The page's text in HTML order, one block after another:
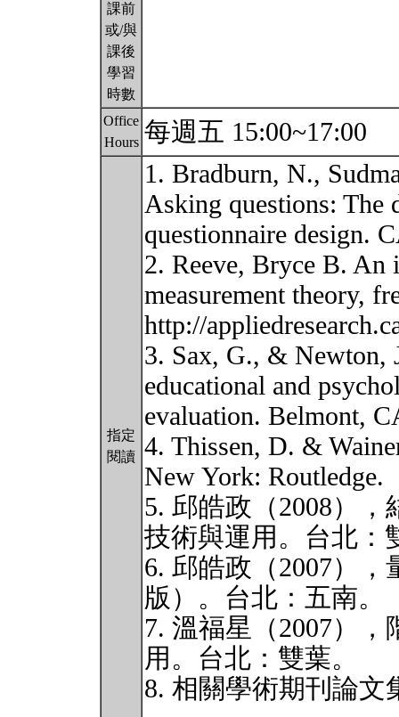
課前
或/與
課後
學習
時數
Office
Hours 每週五 15:00~17:00
指定
閱讀
1. Bradburn, N.,
Asking questions: The
questionnaire design.
2. Reeve, Bryce B. An
measurement theory,
http://
3. Sax, G., & Newton,
educational and
evaluation. Belmont,
4. Thissen, D. &
New York: Routledge.
5. 邱皓政（2008）
技術與運用。台北：
6. 邱皓政（2007）
版）。台北：五南。
7. 溫福星（2007）
用。台北：雙葉。
8. 相關學術期刊論文